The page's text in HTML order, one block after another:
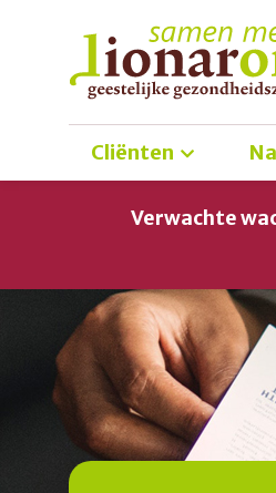
Cliënten
Verwachte